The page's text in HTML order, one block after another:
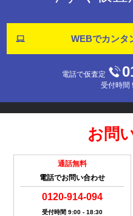
WEBでカンタ
電話で仮査定
受付時間
お問
通話無料
電話でお問い合わせ
0120-914-094
受付時間 9:00 - 18:30